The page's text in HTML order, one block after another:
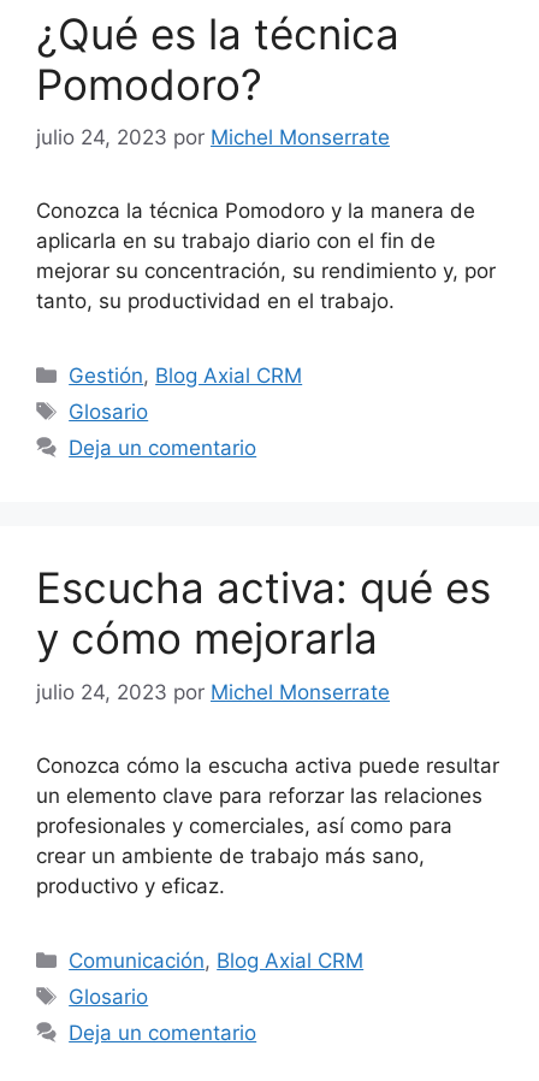
¿Qué es la técnica
Pomodoro?
julio 24, 2023 por Michel Monserrate
Conozca la técnica Pomodoro y la manera de
aplicarla en su trabajo diario con el fin de
mejorar su concentración, su rendimiento y, por
tanto, su productividad en el trabajo.
Categorías
Gestión, Blog Axial CRM
Etiquetas
Glosario
Deja un comentario
Escucha activa: qué es
y cómo mejorarla
julio 24, 2023 por Michel Monserrate
Conozca cómo la escucha activa puede resultar
un elemento clave para reforzar las relaciones
profesionales y comerciales, así como para
crear un ambiente de trabajo más sano,
productivo y eficaz.
Categorías
Comunicación, Blog Axial CRM
Etiquetas
Glosario
Deja un comentario